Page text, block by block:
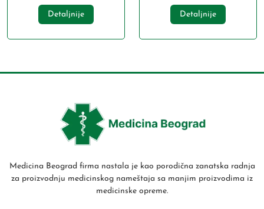
Detaljnije Detaljnije
Medicina Beograd firma nastala je kao porodična zanatska radnja
za proizvodnju medicinskog nameštaja sa manjim proizvodima iz
medicinske opreme.